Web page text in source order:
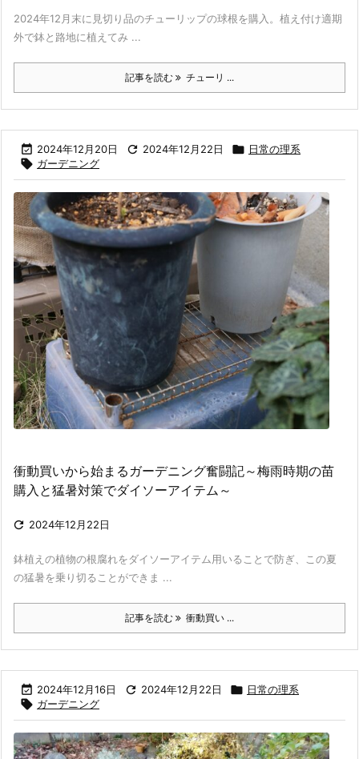
2024年12月末に見切り品のチューリップの球根を購入。植え付け適期
外で鉢と路地に植えてみ ...
記事を読む チューリ ...
 2024年12月20日  2024年12月22日  日常の理系
 ガーデニング
衝動買いから始まるガーデニング奮闘記～梅雨時期の苗
購入と猛暑対策でダイソーアイテム～
 2024年12月22日
鉢植えの植物の根腐れをダイソーアイテム用いることで防ぎ、この夏
の猛暑を乗り切ることができま ...
記事を読む 衝動買い ...
 2024年12月16日  2024年12月22日  日常の理系
 ガーデニング